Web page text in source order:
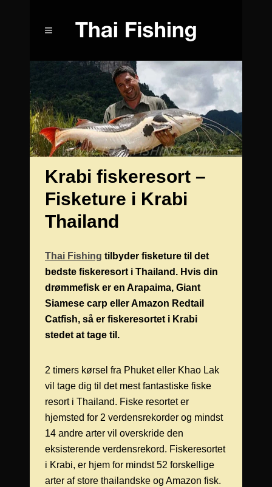
Krabi fiskeresort –
Fisketure i Krabi
Thailand
Thai Fishing tilbyder fisketure til det
bedste fiskeresort i Thailand. Hvis din
drømmefisk er en Arapaima, Giant
Siamese carp eller Amazon Redtail
Catfish, så er fiskeresortet i Krabi
stedet at tage til.
2 timers kørsel fra Phuket eller Khao Lak
vil tage dig til det mest fantastiske fiske
resort i Thailand. Fiske resortet er
hjemsted for 2 verdensrekorder og mindst
14 andre arter vil overskride den
eksisterende verdensrekord. Fiskeresortet
i Krabi, er hjem for mindst 52 forskellige
arter af store thailandske og Amazon fisk.